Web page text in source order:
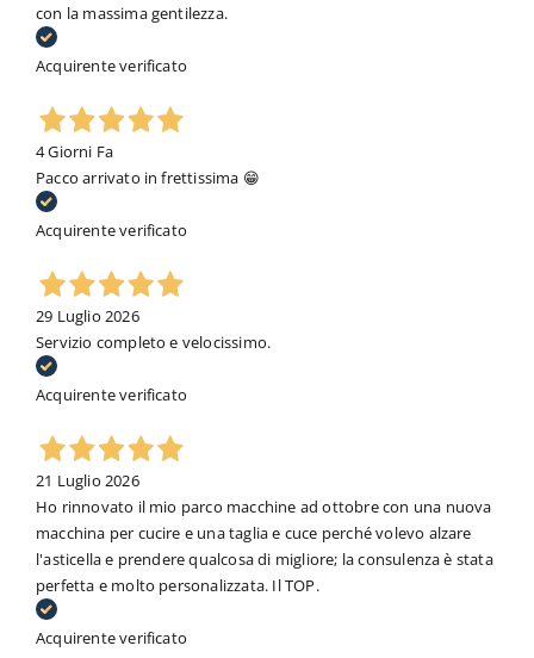
con la massima gentilezza.
Acquirente verificato
4 Giorni Fa
Pacco arrivato in frettissima 😁
Acquirente verificato
29 Luglio 2026
Servizio completo e velocissimo.
Acquirente verificato
21 Luglio 2026
Ho rinnovato il mio parco macchine ad ottobre con una nuova
macchina per cucire e una taglia e cuce perché volevo alzare
l'asticella e prendere qualcosa di migliore; la consulenza è stata
perfetta e molto personalizzata. Il TOP.
Acquirente verificato